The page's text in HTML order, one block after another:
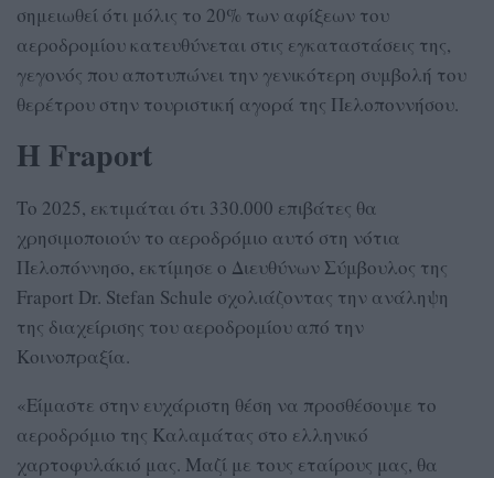
σημειωθεί ότι μόλις το 20% των αφίξεων του
αεροδρομίου κατευθύνεται στις εγκαταστάσεις της,
γεγονός που αποτυπώνει την γενικότερη συμβολή του
θερέτρου στην τουριστική αγορά της Πελοποννήσου.
Η Fraport
Το 2025, εκτιμάται ότι 330.000 επιβάτες θα
χρησιμοποιούν το αεροδρόμιο αυτό στη νότια
Πελοπόννησο, εκτίμησε ο Διευθύνων Σύμβουλος της
Fraport Dr. Stefan Schule σχολιάζοντας την ανάληψη
της διαχείρισης του αεροδρομίου από την
Κοινοπραξία.
«Είμαστε στην ευχάριστη θέση να προσθέσουμε το
αεροδρόμιο της Καλαμάτας στο ελληνικό
χαρτοφυλάκιό μας. Μαζί με τους εταίρους μας, θα